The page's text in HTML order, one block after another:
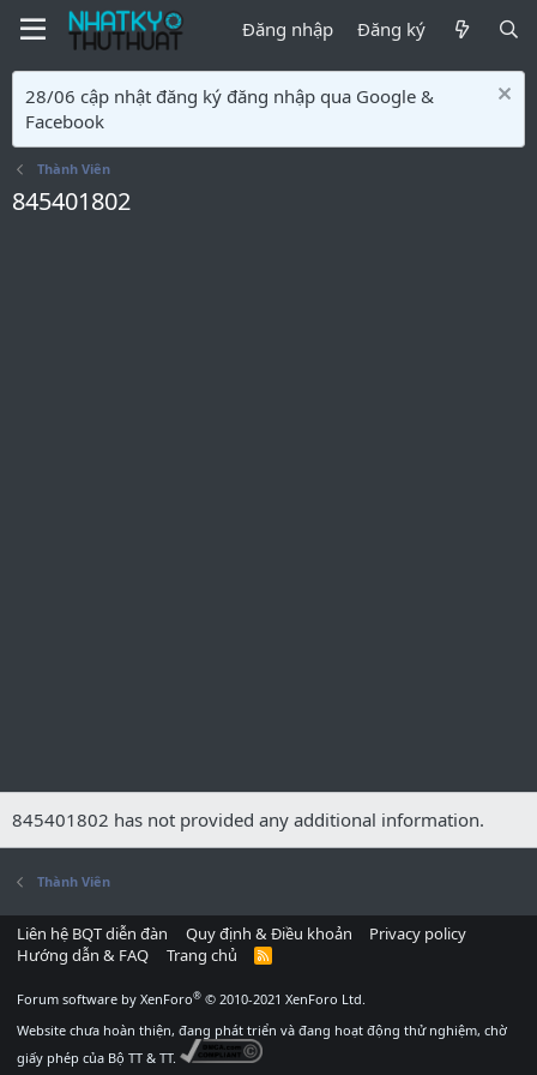
Đăng nhập Đăng ký
28/06 cập nhật đăng ký đăng nhập qua Google &
Facebook
Thành Viên
845401802
845401802 has not provided any additional information.
Thành Viên
Liên hệ BQT diễn đàn Quy định & Điều khoản
Privacy policy
Hướng dẫn & FAQ
Trang chủ
R
Forum software by XenForo® © 2010-2021 XenForo Ltd.
Website chưa hoàn thiện, đang phát triển và đang hoạt động thử nghiệm, chờ
giấy phép của Bộ TT & TT.